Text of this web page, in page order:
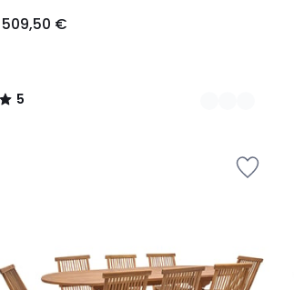
509,50 €
5
/